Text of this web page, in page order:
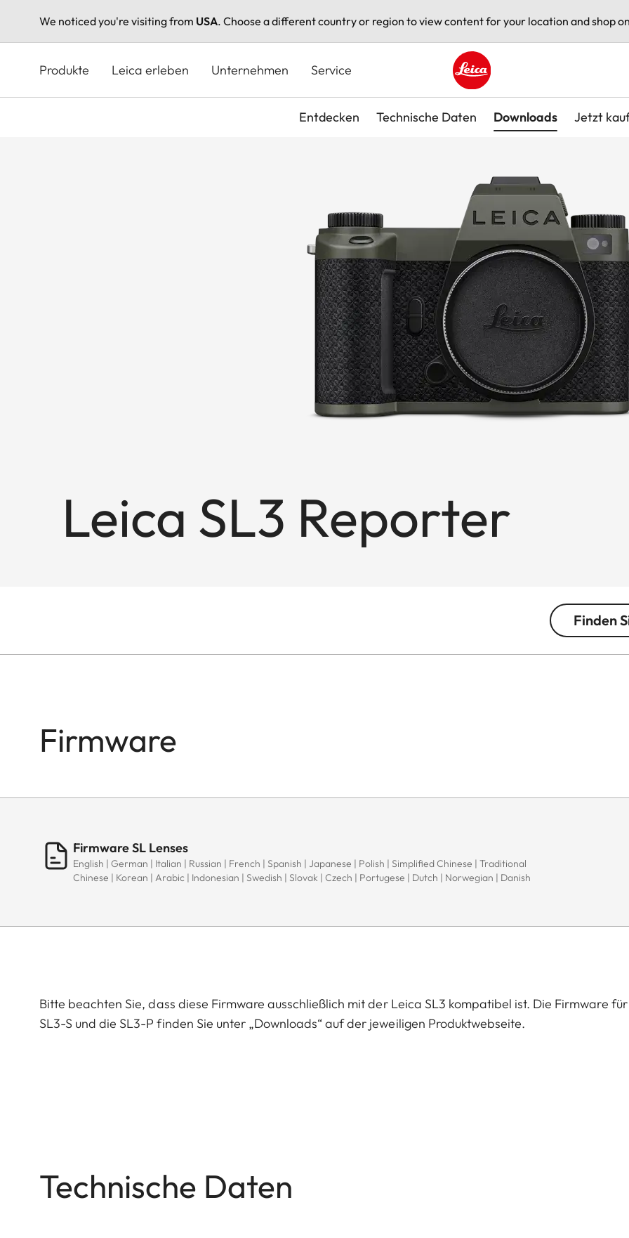
We noticed you're visiting from USA. Choose a different country or region to view content for your location and shop
Produkte Leica erleben Unternehmen Service
Leica logo - Home
Entdecken Technische Daten Downloads Jetzt
Leica SL3 Reporter
Finden
Firmware
Firmware SL Lenses
English | German | Italian | Russian | French | Spanish | Japanese | Polish | Simplified Chinese | Traditional
Chinese | Korean | Arabic | Indonesian | Swedish | Slovak | Czech | Portugese | Dutch | Norwegian | Danish
Bitte beachten Sie, dass diese Firmware ausschließlich mit der Leica SL3 kompatibel ist. Die Firmware
SL3-S und die SL3-P finden Sie unter „Downloads“ auf der jeweiligen Produktwebseite.
Technische Daten